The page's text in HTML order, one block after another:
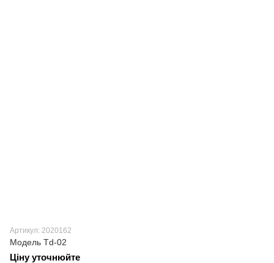
Артикул: 2020162
Модель Td-02
Ціну уточнюйте